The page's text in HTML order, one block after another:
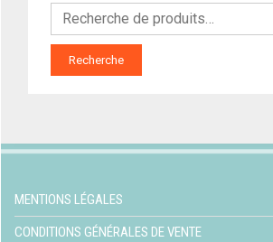
Recherche
MENTIONS LÉGALES
CONDITIONS GÉNÉRALES DE VENTE